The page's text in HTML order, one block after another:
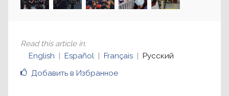
Добавить в Избранное
Read this article in:
English
Español Français Русский